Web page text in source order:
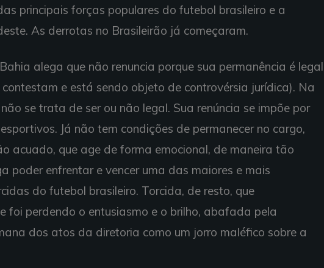
principais forças populares do futebol brasileiro e a
As derrotas no Brasileirão já começaram.
alega que não renuncia porque sua permanência é legal
e está sendo objeto de controvérsia jurídica). Na
se trata de ser ou não legal. Sua renúncia se impõe por
Já não tem condições de permanecer no cargo,
acuado, que age de forma emocional, de maneira tão
poder enfrentar e vencer uma das maiores e mais
do futebol brasileiro. Torcida, de resto, que
foi perdendo o entusiasmo e o brilho, abafada pela
dos atos da diretoria como um jorro maléfico sobre a